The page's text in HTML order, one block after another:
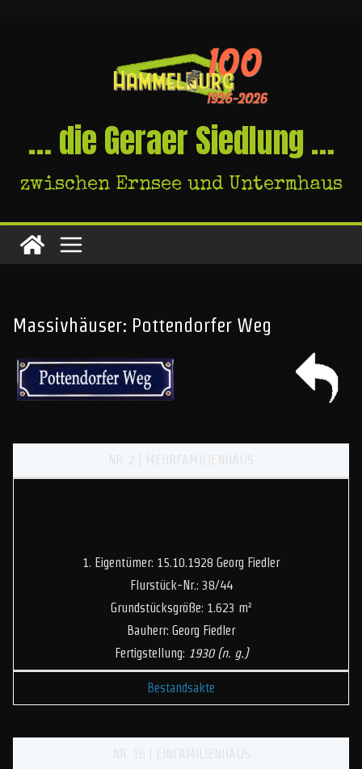
… die Geraer Siedlung …
zwischen Ernsee und Untermhaus
Massivhäuser: Pottendorfer Weg
NR. 2 | MEHRFAMILIENHAUS
1. Eigentümer: 15.10.1928 Georg Fiedler
Flurstück-Nr.: 38/44
Grundstücksgröße: 1.623 m²
Bauherr: Georg Fiedler
Fertigstellung: 1930 (n. g.)
Bestandsakte
NR. 16 | EINFAMILIENHAUS